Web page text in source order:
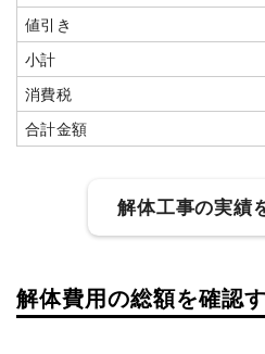
小計
消費税
合計金額
諸経費
値引き
小計
消費税
値引き
小計
消費税
合計金額
解体工事の実績
建物の種類/構造 内装
解体費用の総額を確認